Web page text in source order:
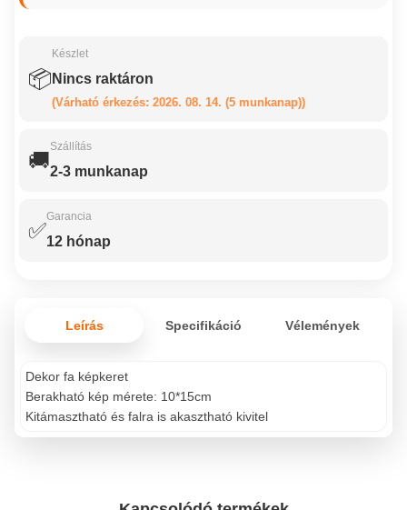
📦
Készlet
Nincs raktáron
(Várható érkezés: 2026. 08. 14. (5 munkanap))
🚚
Szállítás
2-3 munkanap
✅
Garancia
12 hónap
Leírás Specifikáció Vélemények
Dekor fa képkeret
Berakható kép mérete: 10*15cm
Kitámasztható és falra is akasztható kivitel